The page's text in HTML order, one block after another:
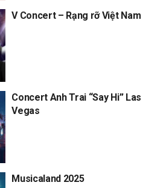
V Concert – Rạng rỡ Việt Nam
Concert Anh Trai “Say Hi” Las
Vegas
Musicaland 2025